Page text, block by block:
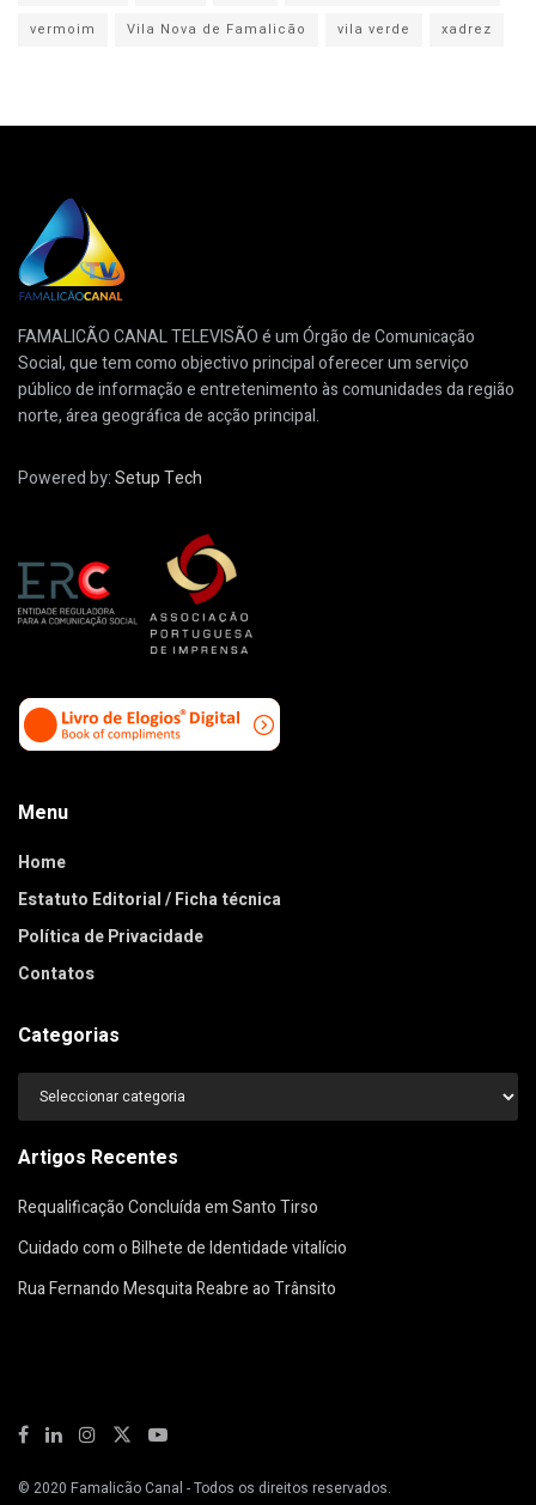
vermoim
Vila Nova de Famalicão vila verde xadrez
FAMALICÃO CANAL TELEVISÃO é um Órgão de Comunicação
Social, que tem como objectivo principal oferecer um serviço
público de informação e entretenimento às comunidades da região
norte, área geográfica de acção principal.
Powered by:Setup Tech
Menu
Home
Estatuto Editorial / Ficha técnica
Política de Privacidade
Contatos
Categorias
Categorias
Artigos Recentes
Requalificação Concluída em Santo Tirso
Cuidado com o Bilhete de Identidade vitalício
Rua Fernando Mesquita Reabre ao Trânsito
© 2020 Famalicão Canal - Todos os direitos reservados.